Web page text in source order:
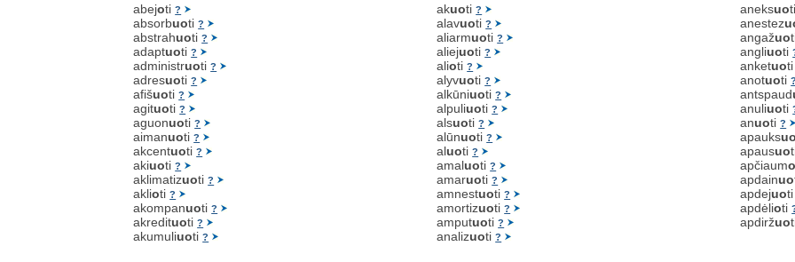
abejoti?
absorbuoti?
abstrahuoti?
adaptuoti?
administruoti?
adresuoti?
afišuoti?
agituoti?
aguonuoti?
aimanuoti?
akcentuoti?
akiuoti?
aklimatizuoti?
aklioti?
akompanuoti?
akredituoti?
akumuliuoti?
akuoti?
alavuoti?
aliarmuoti?
aliejuoti?
alioti?
alyvuoti?
alkūniuoti?
alpuliuoti?
alsuoti?
alūnuoti?
aluoti?
amaluoti?
amaruoti?
amnestuoti?
amortizuoti?
amputuoti?
analizuoti?
aneksuo
anestez
angažuo
angliuoti
anketuo
anotuoti
antspaud
anuliuoti
anuoti?
apauks
apausuo
apčiaum
apdainuo
apdejuo
apdėlioti
apdiržuo